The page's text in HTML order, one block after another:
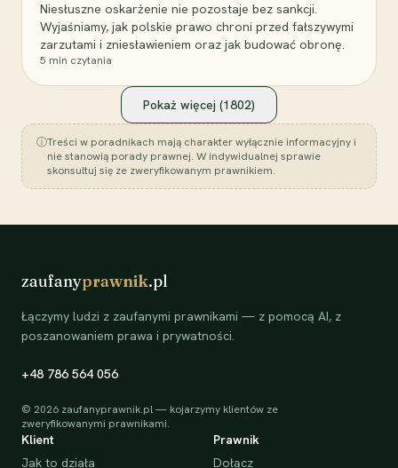
Niesłuszne oskarżenie nie pozostaje bez sankcji.
Wyjaśniamy, jak polskie prawo chroni przed fałszywymi
zarzutami i zniesławieniem oraz jak budować obronę.
5 min czytania
Pokaż więcej (1802)
ⓘTreści w poradnikach mają charakter wyłącznie informacyjny i
nie stanowią porady prawnej. W indywidualnej sprawie
skonsultuj się ze zweryfikowanym prawnikiem.
zaufanyprawnik.pl
Łączymy ludzi z zaufanymi prawnikami — z pomocą AI, z
poszanowaniem prawa i prywatności.
+48 786 564 056
© 2026 zaufanyprawnik.pl — kojarzymy klientów ze
zweryfikowanymi prawnikami.
Klient
Jak to działa
Prawnik
Dołącz